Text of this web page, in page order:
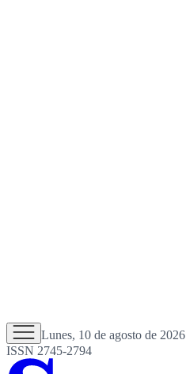
Lunes, 10 de agosto de 2026
ISSN 2745-2794